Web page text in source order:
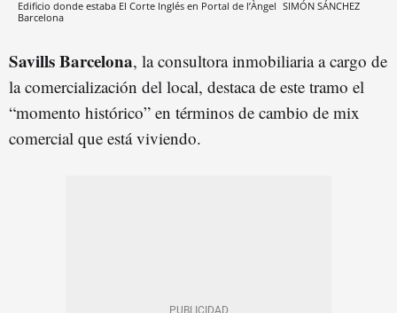
Edificio donde estaba El Corte Inglés en Portal de l’Àngel SIMÓN SÁNCHEZ
Barcelona
Savills Barcelona, la consultora inmobiliaria a cargo de
la comercialización del local, destaca de este tramo el
“momento histórico” en términos de cambio de mix
comercial que está viviendo.